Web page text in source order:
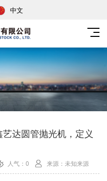
中文
达圆管抛光机，定义
人气：0 来源：未知来源